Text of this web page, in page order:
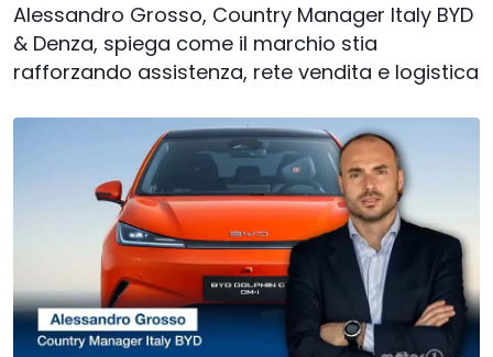
Alessandro Grosso, Country Manager Italy BYD
& Denza, spiega come il marchio stia
rafforzando assistenza, rete vendita e logistica